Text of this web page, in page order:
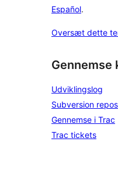
Español.
Oversæt dette
Gennemse
Udviklingslog
Subversion
Gennemse i Trac
Trac tickets